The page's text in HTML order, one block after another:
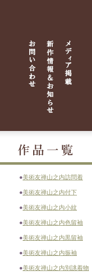
●美術友禅山之内訪問着
●美術友禅山之内付下
●美術友禅山之内小紋
●美術友禅山之内色留袖
●美術友禅山之内黒留袖
●美術友禅山之内振袖
●美術友禅山之内別誂着物